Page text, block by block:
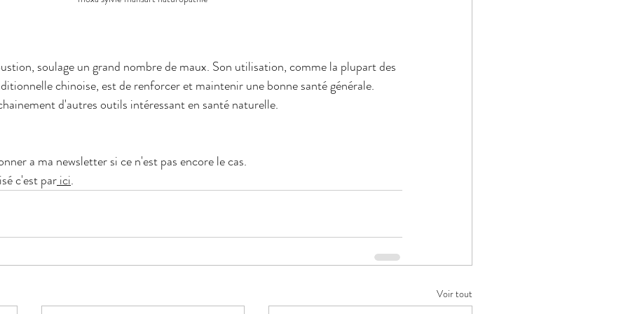
soulage un grand nombre de maux. Son utilisation, comme la plupart des
chinoise, est de renforcer et maintenir une bonne santé générale.
d'autres outils intéressant en santé naturelle.
a ma newsletter si ce n'est pas encore le cas.
c'est par ici.
Voir tout